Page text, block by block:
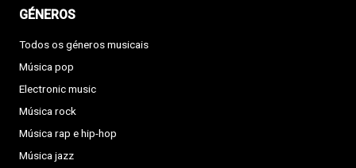
GÉNEROS
Todos os géneros musicais
Música pop
Electronic music
Música rock
Música rap e hip-hop
Música jazz